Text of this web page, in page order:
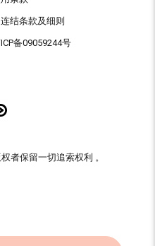
结条款及细则
备09059244号
者保留一切追索权利 。